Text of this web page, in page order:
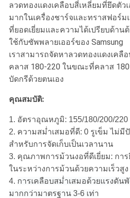
ลวดทองแดงเคลือบสี่เหลี่ยมที่ยึดตัว
มากในเครื่องชาร์จและทราสฟอร์
ที่ยอดเยี่ยมและความได้เปรียบด้าน
ใช้กับซัพพลายเออร์ของ Samsung
เราสามารถจัดหาลวดทองแดงเคลื
คลาส 180-220 ในขณะที่คลาส
บัดกรีด้วยตนเอง
คุณสมบัติ:
1. อัตราอุณหภูมิ: 155/180/200/220
2. ความสม่ำเสมอที่ดี: 0 รูเข็ม ไม่
สำหรับการจัดเก็บเป็นเวลานาน
3. คุณภาพการม้วนงอที่ดีเยี่ยม: กา
ในระหว่างการม้วนด้วยความเร็วสูง
4. การเคลือบสม่ำเสมอด้วยแรงดัน
มากกว่ามาตรฐาน 3-6 เท่า